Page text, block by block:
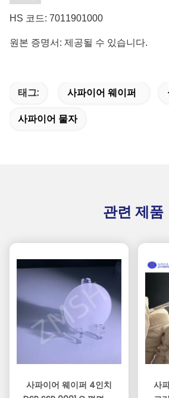
HS 코드: 7011901000
원본 증명서: 제공될 수 있습니다.
태그: 사파이어 웨이퍼
사파이어 물자
관련 제품
사파이어 웨이퍼 4인치
사